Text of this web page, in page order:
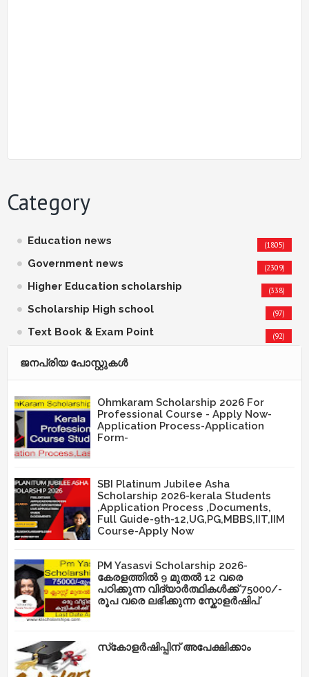
Category
Education news (1805)
Government news (2309)
Higher Education scholarship (338)
Scholarship High school (97)
Text Book & Exam Point (92)
ജനപ്രിയ പോസ്റ്റുകള്‍‌
Ohmkaram Scholarship 2026 For
Professional Course - Apply Now-
Application Process-Application
Form-
SBI Platinum Jubilee Asha
Scholarship 2026-kerala Students
,Application Process ,Documents,
Full Guide-9th-12,UG,PG,MBBS,IIT,IIM
Course-Apply Now
PM Yasasvi Scholarship 2026-
കേരളത്തിൽ 9 മുതൽ 12 വരെ
പഠിക്കുന്ന വിദ്യാർത്ഥികൾക്ക് 75000/-
രൂപ വരെ ലഭിക്കുന്ന സ്കോളർഷിപ്
സ്‌കോളർഷിപ്പിന് അപേക്ഷിക്കാം